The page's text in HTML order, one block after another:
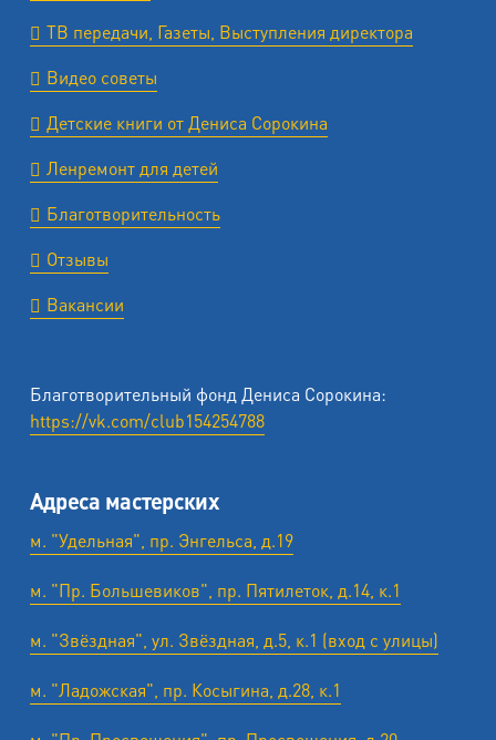
ТВ передачи, Газеты, Выступления директора
Видео советы
Детские книги от Дениса Сорокина
Ленремонт для детей
Благотворительность
Отзывы
Вакансии
Благотворительный фонд Дениса Сорокина:
https://vk.com/club154254788
Адреса мастерских
м. "Удельная", пр. Энгельса, д.19
м. "Пр. Большевиков", пр. Пятилеток, д.14, к.1
м. "Звёздная", ул. Звёздная, д.5, к.1 (вход с улицы)
м. "Ладожская", пр. Косыгина, д.28, к.1